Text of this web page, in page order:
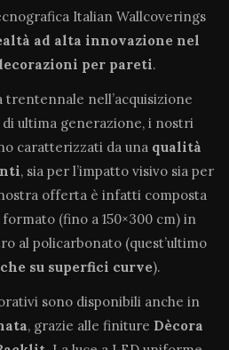
Italian Wallcoverings
ad alta innovazione nel
per pareti.
trentennale nell’acquisizione
di ultima generazione, i nostri
caratterizzati da una qualità
, sia per l’impatto visivo sia per
offerta è infatti composta
(fino a 150×300 cm) in
al policarbonato (quest’ultimo
su superfici curve).
sono disponibili anche in
, grazie alle finiture Dècora